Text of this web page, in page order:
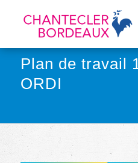
Plan de travail
ORDI